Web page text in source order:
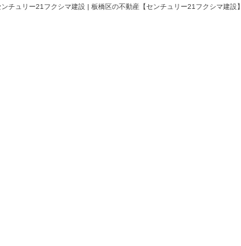
チュリー21フクシマ建設 | 板橋区の不動産【センチュリー21フクシマ建設】